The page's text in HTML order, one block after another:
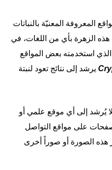
المعروفة المعنيّة بالنباتات
الزهرة بأي من اللغات، في
استخدمته بعض المواقع
يرشد إلى نتائج تعود لنبتة
يُرشد إلى أي موقع علمي أو
على مواقع التواصل
هذه الصورة أو صوراً أخرى